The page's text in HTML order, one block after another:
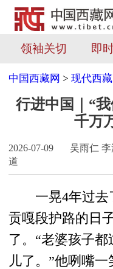
领袖关切 即
中国西藏网 >现代西藏
行进中国｜“
千万
2026-07-09 吴雨仁
道
一晃4年过去
贡嘎段护路的日
了。“老婆孩子
儿了。”他咧嘴